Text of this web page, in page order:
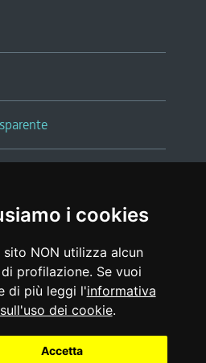
i cookies
sito NON utilizza alcun
profilazione. Se vuoi
di più leggi l'informativa
dei cookie.
Accetta
legali |glossario
policy
|feedback